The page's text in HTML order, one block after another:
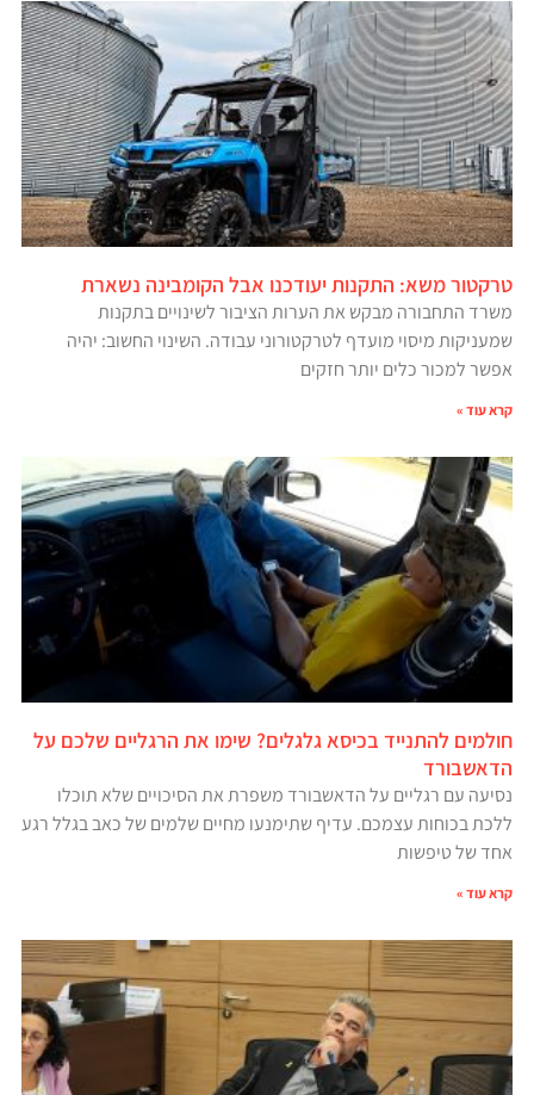
טרקטור משא: התקנות יעודכנו אבל הקומבינה נשארת
משרד התחבורה מבקש את הערות הציבור לשינויים בתקנות
שמעניקות מיסוי מועדף לטרקטורוני עבודה. השינוי החשוב: יהיה
אפשר למכור כלים יותר חזקים
קרא עוד »
חולמים להתנייד בכיסא גלגלים? שימו את הרגליים שלכם על
הדאשבורד
נסיעה עם רגליים על הדאשבורד משפרת את הסיכויים שלא תוכלו
ללכת בכוחות עצמכם. עדיף שתימנעו מחיים שלמים של כאב בגלל רגע
אחד של טיפשות
קרא עוד »